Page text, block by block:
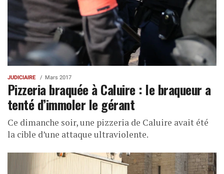
JUDICIAIRE Mars 2017
Pizzeria braquée à Caluire : le braqueur a
tenté d’immoler le gérant
Ce dimanche soir, une pizzeria de Caluire avait été
la cible d’une attaque ultraviolente.